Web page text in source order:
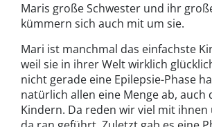
Maris große Schwester und ihr
kümmern sich auch mit um sie.
Mari ist manchmal das einfachste
weil sie in ihrer Welt wirklich
nicht gerade eine Epilepsie-Phase
natürlich allen eine Menge ab, auch
Kindern. Da reden wir viel mit ihnen